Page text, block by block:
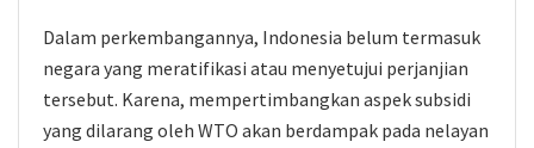
Dalam perkembangannya, Indonesia belum termasuk
negara yang meratifikasi atau menyetujui perjanjian
tersebut. Karena, mempertimbangkan aspek subsidi
yang dilarang oleh WTO akan berdampak pada nelayan